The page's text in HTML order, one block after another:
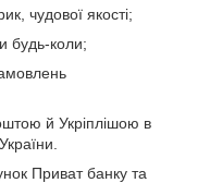
чудової якості;
будь-коли;
й Укріплішою в
Приват банку та